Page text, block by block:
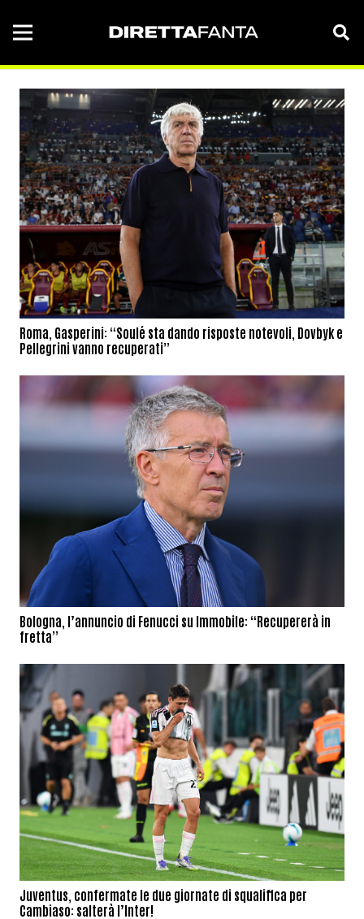
Roma, Gasperini: “Soulé sta dando risposte notevoli, Dovbyk e
Pellegrini vanno recuperati”
Bologna, l’annuncio di Fenucci su Immobile: “Recupererà in
fretta”
Juventus, confermate le due giornate di squalifica per
Cambiaso: salterà l’Inter!